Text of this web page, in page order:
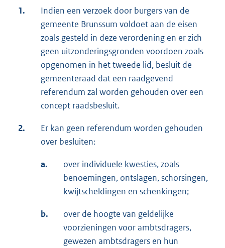
1.
Indien een verzoek door burgers van de
gemeente Brunssum voldoet aan de eisen
zoals gesteld in deze verordening en er zich
geen uitzonderingsgronden voordoen zoals
opgenomen in het tweede lid, besluit de
gemeenteraad dat een raadgevend
referendum zal worden gehouden over een
concept raadsbesluit.
2.
Er kan geen referendum worden gehouden
over besluiten:
a.
over individuele kwesties, zoals
benoemingen, ontslagen, schorsingen,
kwijtscheldingen en schenkingen;
b.
over de hoogte van geldelijke
voorzieningen voor ambtsdragers,
gewezen ambtsdragers en hun